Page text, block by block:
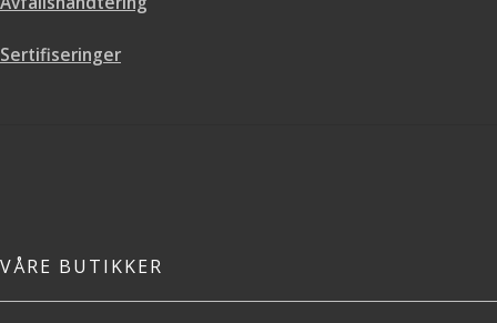
Sertifiseringer
VÅRE BUTIKKER